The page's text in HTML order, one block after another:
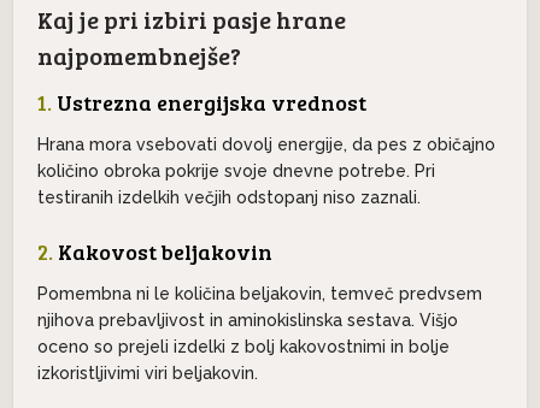
Kaj je pri izbiri pasje hrane
najpomembnejše?
1. Ustrezna energijska vrednost
Hrana mora vsebovati dovolj energije, da pes z običajno
količino obroka pokrije svoje dnevne potrebe. Pri
testiranih izdelkih večjih odstopanj niso zaznali.
2. Kakovost beljakovin
Pomembna ni le količina beljakovin, temveč predvsem
njihova prebavljivost in aminokislinska sestava. Višjo
oceno so prejeli izdelki z bolj kakovostnimi in bolje
izkoristljivimi viri beljakovin.